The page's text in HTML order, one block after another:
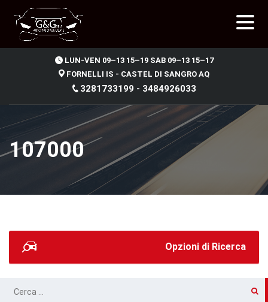
LUN-VEN 09–13 15–19 SAB 09–13 15–17
FORNELLI IS - CASTEL DI SANGRO AQ
3281733199 - 3484926033
107000
Opzioni di Ricerca
RICERCA